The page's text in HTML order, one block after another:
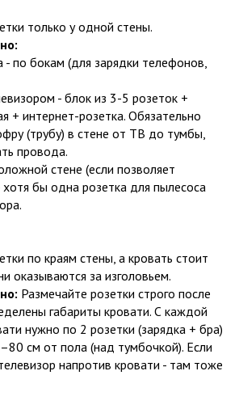
только у одной стены.
- по бокам (для зарядки телефонов,
- блок из 3-5 розеток +
+ интернет-розетка. Обязательно
(трубу) в стене от ТВ до тумбы,
провода.
стене (если позволяет
хотя бы одна розетка для пылесоса
по краям стены, а кровать стоит
оказываются за изголовьем.
Размечайте розетки строго после
габариты кровати. С каждой
нужно по 2 розетки (зарядка + бра)
см от пола (над тумбочкой). Если
напротив кровати - там тоже